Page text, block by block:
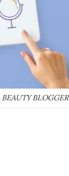
BLOGGER